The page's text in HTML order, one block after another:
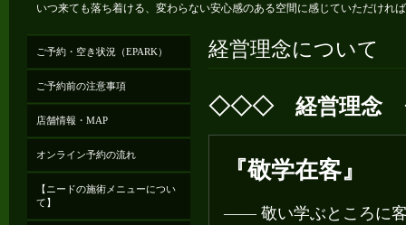
いつ来ても落ち着ける、変わらない安心感のある空間に感じていただけれ
経営理念について
◇◇◇ 経営理
『敬学在客』
―― 敬い学ぶところに
ご予約・空き状況（EPARK）
ご予約前の注意事項
店舗情報・MAP
オンライン予約の流れ
【ニードの施術メニューについ
て】